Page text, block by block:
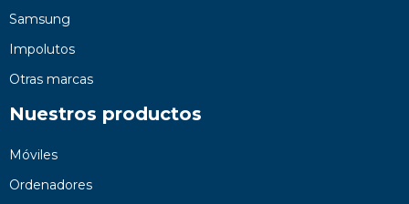
Samsung
Impolutos
Otras marcas
Nuestros productos
Móviles
Ordenadores